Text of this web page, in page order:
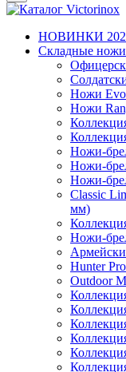
НОВИНКИ
Складные
Ножи
Ножи
Ножи-
Ножи-
Ножи-
Classic
мм)
Ножи-
Hunter
Outdoor